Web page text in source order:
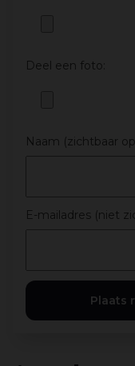
Deel een foto:
Naam (zichtbaar
E-mailadres (niet